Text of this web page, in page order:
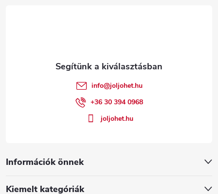
Információk önnek
Kiemelt kategóriák
info@joljohet.hu
+36 30 394 0968
joljohet.hu